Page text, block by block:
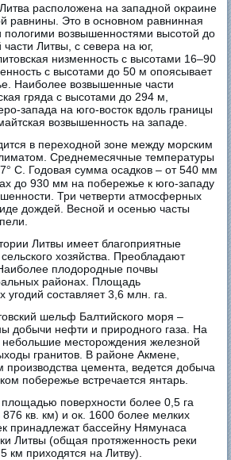
Литва расположена на западной окраине
равнины. Это в основном равнинная
пологими возвышенностями высотой до
Литвы, с севера на юг,
низменность с высотами 16–90
с высотами до 50 м опоясывает
Наиболее возвышенные части
гряда с высотами до 294 м,
запада на юго-восток вдоль границы
возвышенность на западе.
в переходной зоне между морским
Среднемесячные температуры
° С. Годовая сумма осадков – от 540 мм
до 930 мм на побережье к юго-западу
Три четверти атмосферных
дождей. Весной и осенью часты
Литвы имеет благоприятные
хозяйства. Преобладают
плодородные почвы
районах. Площадь
угодий составляет 3,6 млн. га.
шельф Балтийского моря –
добычи нефти и природного газа. На
небольшие месторождения железной
гранитов. В районе Акмене,
производства цемента, ведется добыча
побережье встречается янтарь.
поверхности более 0,5 га
кв. км) и ок. 1600 более мелких
принадлежат бассейну Нямунаса
Литвы (общая протяженность реки
км приходятся на Литву).